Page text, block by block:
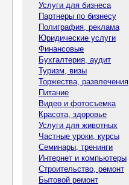
Услуги для бизнеса
Партнеры по бизнесу
Полиграфия, реклама
Юридические услуги
Финансовые
Бухгалтерия, аудит
Туризм, визы
Торжества, развлечения
Питание
Видео и фотосъемка
Красота, здоровье
Услуги для животных
Частные уроки, курсы
Семинары, тренинги
Интернет и компьютеры
Строительство, ремонт
Бытовой ремонт